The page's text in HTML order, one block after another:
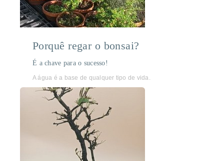
Porquê regar o bonsai?
É a chave para o sucesso!
A água é a base de qualquer tipo de vida.